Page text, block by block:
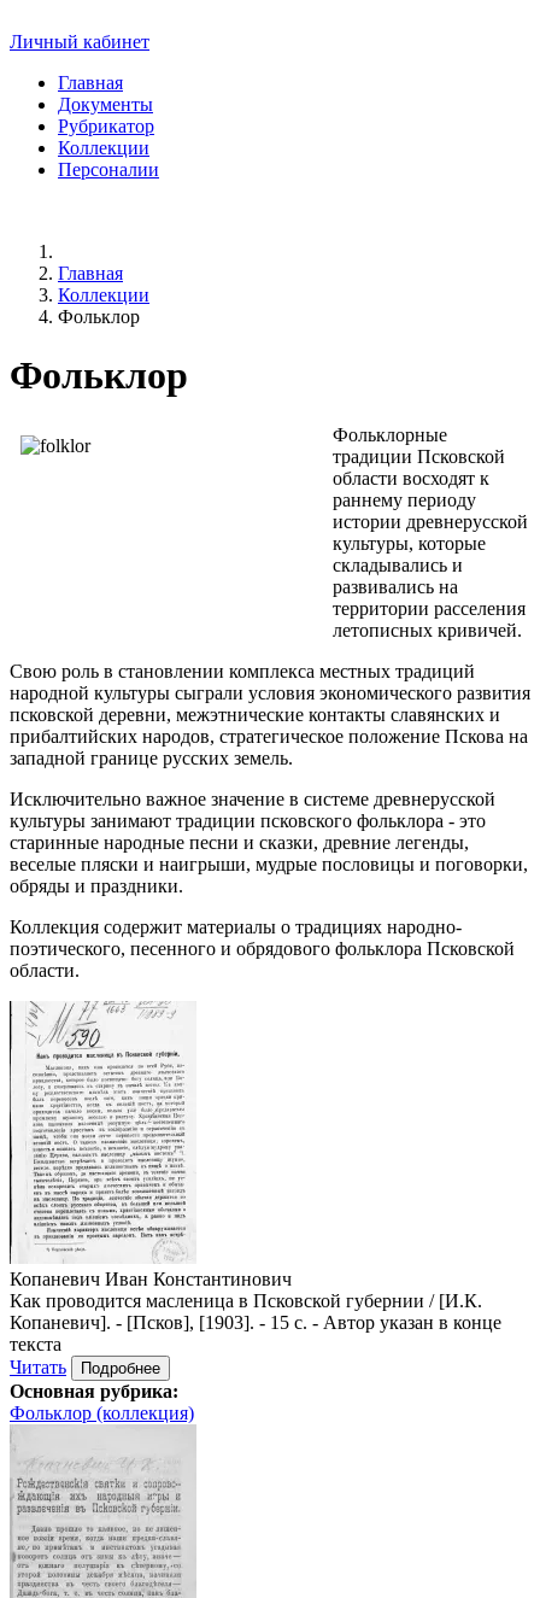
Личный кабинет
Главная
Документы
Рубрикатор
Коллекции
Персоналии
Главная
Коллекции
Фольклор
Фольклор
Фольклорные
традиции Псковской
области восходят к
раннему периоду
истории древнерусской
культуры, которые
складывались и
развивались на
территории расселения
летописных кривичей.
Свою роль в становлении комплекса местных традиций
народной культуры сыграли условия экономического развития
псковской деревни, межэтнические контакты славянских и
прибалтийских народов, стратегическое положение Пскова на
западной границе русских земель.
Исключительно важное значение в системе древнерусской
культуры занимают традиции псковского фольклора - это
старинные народные песни и сказки, древние легенды,
веселые пляски и наигрыши, мудрые пословицы и поговорки,
обряды и праздники.
Коллекция содержит материалы о традициях народно-
поэтического, песенного и обрядового фольклора Псковской
области.
Копаневич Иван Константинович
Как проводится масленица в Псковской губернии / [И.К.
Копаневич]. - [Псков], [1903]. - 15 с. - Автор указан в конце
текста
Читать
Подробнее
Основная рубрика:
Фольклор (коллекция)